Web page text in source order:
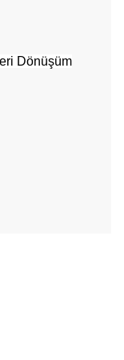
Dönüşüm